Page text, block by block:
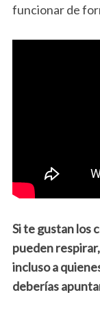
funcionar de
Si te gustan los
pueden
incluso a
deberías